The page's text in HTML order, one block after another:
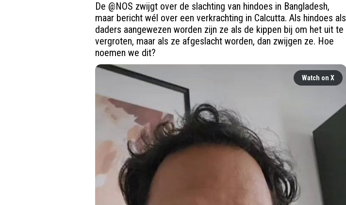
De @NOS zwijgt over de slachting van hindoes in Bangladesh,
maar bericht wél over een verkrachting in Calcutta. Als hindoes als
daders aangewezen worden zijn ze als de kippen bij om het uit te
vergroten, maar als ze afgeslacht worden, dan zwijgen ze. Hoe
noemen we dit?
Watch on X